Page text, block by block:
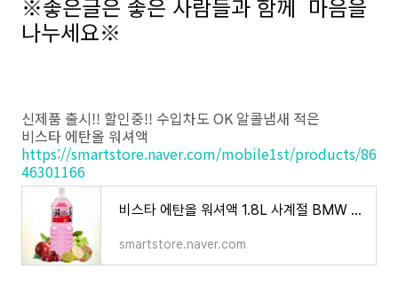
※좋은글은 좋은 사람들과 함께 마음을
나누세요※
신제품 출시!! 할인중!! 수입차도 OK 알콜냄새 적은
비스타 에탄올 워셔액
https://smartstore.naver.com/mobile1st/products/86
46301166
비스타 에탄올 워셔액 1.8L 사계절 BMW 벤츠 자동차 6개 : 겟잇츄시
smartstore.naver.com